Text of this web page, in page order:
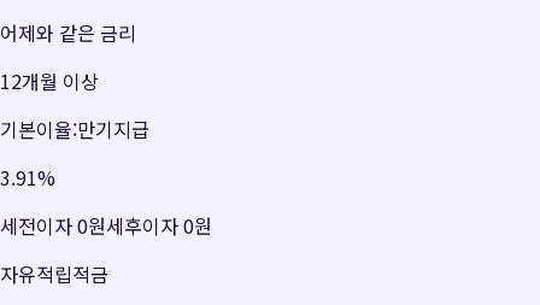
어제와 같은 금리
12개월 이상
기본이율:만기지급
3.91%
세전이자0원세후이자0원
자유적립적금